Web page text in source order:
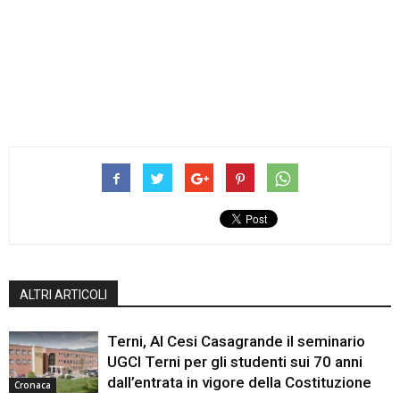
ALTRI ARTICOLI
Cronaca
Terni, Al Cesi Casagrande il seminario
UGCI Terni per gli studenti sui 70 anni
dall’entrata in vigore della Costituzione